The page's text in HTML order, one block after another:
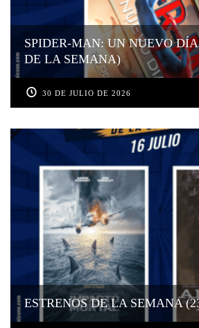
SPIDER-MAN: UN NUEVO DÍA
DE LA SEMANA)
30 DE JULIO DE 2026
ESTRENOS DE LA SEMANA